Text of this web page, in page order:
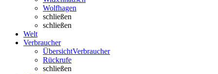
Wolfhagen
schließen
schließen
Welt
Verbraucher
ÜbersichtVerbraucher
Rückrufe
schließen